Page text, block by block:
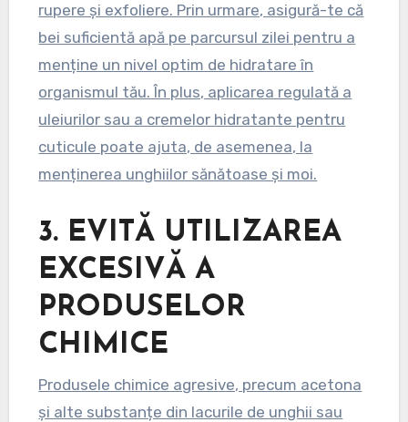
rupere și exfoliere. Prin urmare, asigură-te că
bei suficientă apă pe parcursul zilei pentru a
menține un nivel optim de hidratare în
organismul tău. În plus, aplicarea regulată a
uleiurilor sau a cremelor hidratante pentru
cuticule poate ajuta, de asemenea, la
menținerea unghiilor sănătoase și moi.
3. EVITĂ UTILIZAREA
EXCESIVĂ A
PRODUSELOR
CHIMICE
Produsele chimice agresive, precum acetona
și alte substanțe din lacurile de unghii sau